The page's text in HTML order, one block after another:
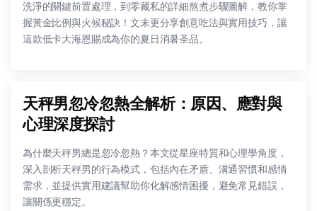
洗淨的關鍵前置處理，到零藏私的詳細熬煮步驟圖解，教你掌
握黃金比例與火候秘訣！文末更分享創意吃法與實用技巧，讓
這款低卡大海恩賜成為你的夏日消暑圣品。
天秤男忽冷忽熱全解析：原因、應對與
心理深度探討
為什麼天秤男總是忽冷忽熱？本文從星座特質和心理學角度，
深入剖析天秤男的行為模式，包括內在矛盾、溝通習慣和感情
需求，並提供實用建議幫助你化解感情困擾，避免常見錯誤，
讓關係更穩定。